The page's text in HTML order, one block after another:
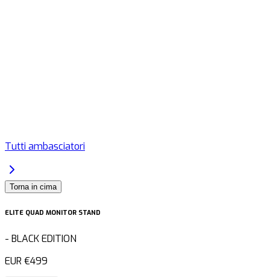
Tutti ambasciatori
Torna in cima
ELITE QUAD MONITOR STAND
- BLACK EDITION
EUR €499